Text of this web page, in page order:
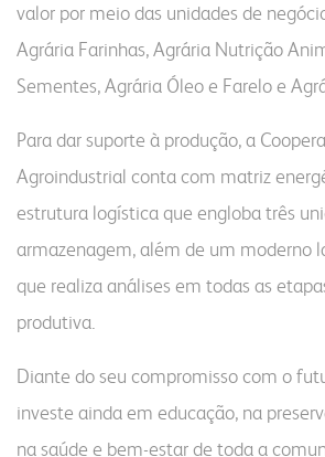
unidades
administração
parceiros comerciais
relatório anual
outros negócios
comunidade
integração solidária
esporte e lazer
sustentabilidade
vendas
malte
laudos
receitas
do campo ao copo
biblioteca digital
óleo e farelo
a indústria
laudos
transportes
contatos
valor por meio das unidades de
Agrária Farinhas, Agrária Nutrição
Sementes, Agrária Óleo e Farelo e
Para dar suporte à produção, a
Agroindustrial conta com matriz
estrutura logística que engloba três
armazenagem, além de um moderno
que realiza análises em todas as
produtiva.
Diante do seu compromisso com o
investe ainda em educação, na
na saúde e bem-estar de toda a